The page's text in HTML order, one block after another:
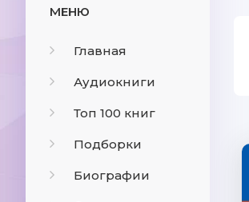
МЕНЮ
Главная
Аудиокниги
Топ 100 книг
Подборки
Биографии